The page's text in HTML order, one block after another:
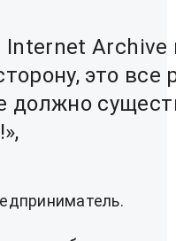
Internet Archive
это все
должно